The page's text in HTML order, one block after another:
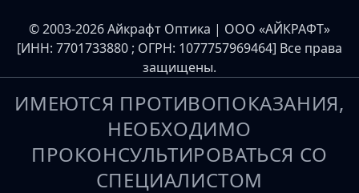
© 2003-2026 Айкрафт Оптика | ООО «АЙКРАФТ»
[ИНН: 7701733880 ; ОГРН: 1077757969464] Все права
защищены.
ИМЕЮТСЯ ПРОТИВОПОКАЗАНИЯ,
НЕОБХОДИМО
ПРОКОНСУЛЬТИРОВАТЬСЯ СО
СПЕЦИАЛИСТОМ